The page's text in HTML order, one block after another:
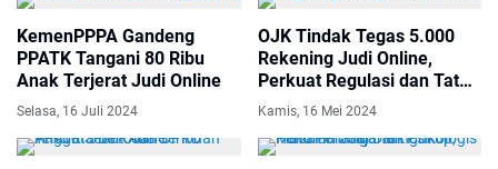
KemenPPPA Gandeng
PPATK Tangani 80 Ribu
Anak Terjerat Judi Online
Selasa, 16 Juli 2024
OJK Tindak Tegas 5.000
Rekening Judi Online,
Perkuat Regulasi dan Tata
Kelola
Kamis, 16 Mei 2024